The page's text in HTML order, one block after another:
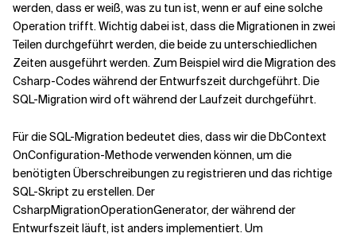
werden, dass er weiß, was zu tun ist, wenn er auf eine solche
Operation trifft. Wichtig dabei ist, dass die Migrationen in zwei
Teilen durchgeführt werden, die beide zu unterschiedlichen
Zeiten ausgeführt werden. Zum Beispiel wird die Migration des
Csharp-Codes während der Entwurfszeit durchgeführt. Die
SQL-Migration wird oft während der Laufzeit durchgeführt.
Für die SQL-Migration bedeutet dies, dass wir die DbContext
OnConfiguration-Methode verwenden können, um die
benötigten Überschreibungen zu registrieren und das richtige
SQL-Skript zu erstellen. Der
CsharpMigrationOperationGenerator, der während der
Entwurfszeit läuft, ist anders implementiert. Um